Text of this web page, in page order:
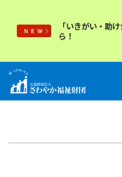
「いきがい・助
ら！